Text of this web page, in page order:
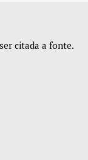
citada a fonte.